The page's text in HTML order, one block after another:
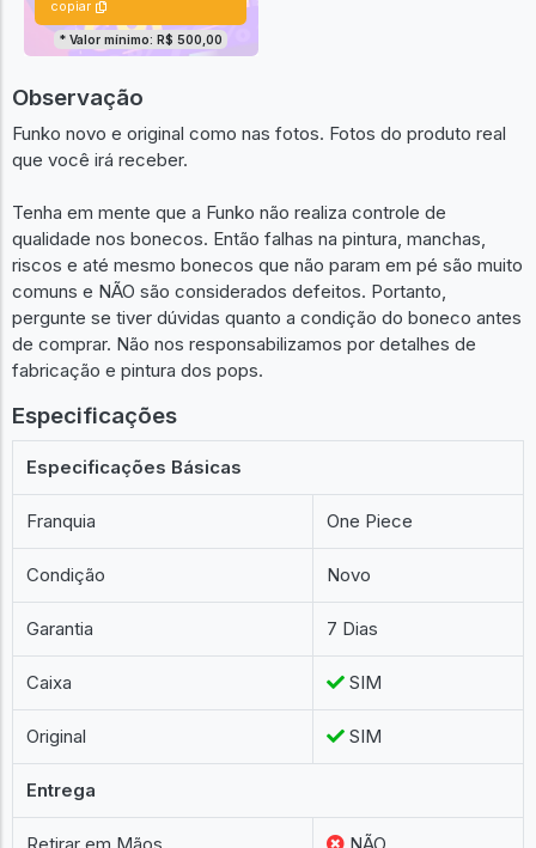
copiar
* Valor mínimo: R$ 500,00
Observação
Funko novo e original como nas fotos. Fotos do produto real
que você irá receber.
Tenha em mente que a Funko não realiza controle de
qualidade nos bonecos. Então falhas na pintura, manchas,
riscos e até mesmo bonecos que não param em pé são muito
comuns e NÃO são considerados defeitos. Portanto,
pergunte se tiver dúvidas quanto a condição do boneco antes
de comprar. Não nos responsabilizamos por detalhes de
fabricação e pintura dos pops.
Especificações
Especificações Básicas
Franquia One Piece
Condição Novo
Garantia 7 Dias
Caixa SIM
Original SIM
Entrega
Retirar em Mãos NÃO